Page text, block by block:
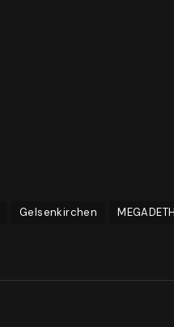
Gelsenkirchen MEGADETH